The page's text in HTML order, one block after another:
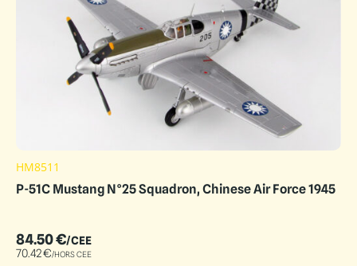
HM8511
P-51C Mustang N°25 Squadron, Chinese Air Force 1945
84.50€/CEE
70.42€/HORS CEE